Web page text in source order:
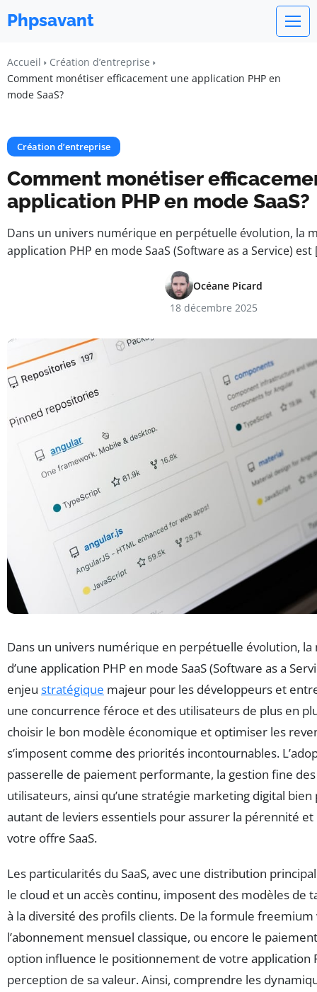
Phpsavant
Accueil
Création d’entreprise
Comment monétiser efficacement une application PHP en
mode SaaS?
Création d’entreprise
Comment monétiser
application PHP en mode SaaS?
Dans un univers numérique en perpétuelle évolution, la
application PHP en mode SaaS (Software as a Service)
Océane Picard
18 décembre 2025
Dans un univers numérique en perpétuelle évolution,
d’une application PHP en mode SaaS (Software as a
enjeu stratégique majeur pour les développeurs et
une concurrence féroce et des utilisateurs de plus en
choisir le bon modèle économique et optimiser les
s’imposent comme des priorités incontournables.
passerelle de paiement performante, la gestion fine
utilisateurs, ainsi qu’une stratégie marketing digital bien
autant de leviers essentiels pour assurer la pérennité et
votre offre SaaS.
Les particularités du SaaS, avec une distribution
le cloud et un accès continu, imposent des modèles de
à la diversité des profils clients. De la formule freemium
l’abonnement mensuel classique, ou encore le paiement
option influence le positionnement de votre application
perception de sa valeur. Ainsi, comprendre les